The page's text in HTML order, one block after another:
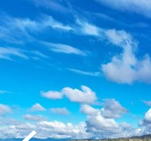
Previous